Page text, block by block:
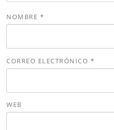
NOMBRE *
CORREO ELECTRÓNICO *
WEB